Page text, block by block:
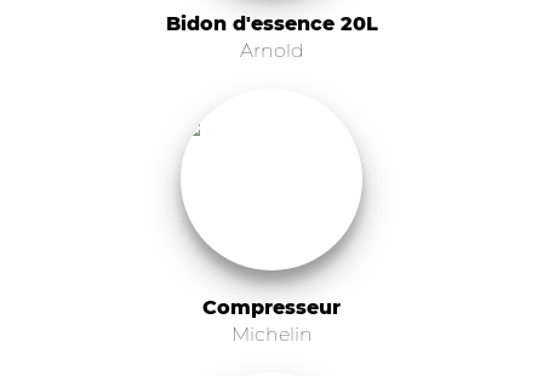
Bidon d'essence 20L
Arnold
Compresseur
Michelin